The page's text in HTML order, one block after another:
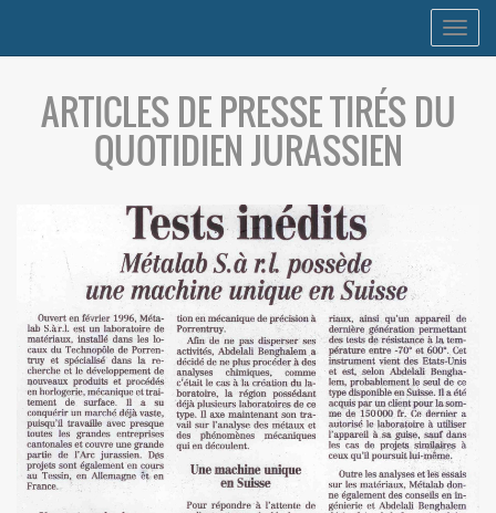
ARTICLES DE PRESSE TIRÉS DU
QUOTIDIEN JURASSIEN